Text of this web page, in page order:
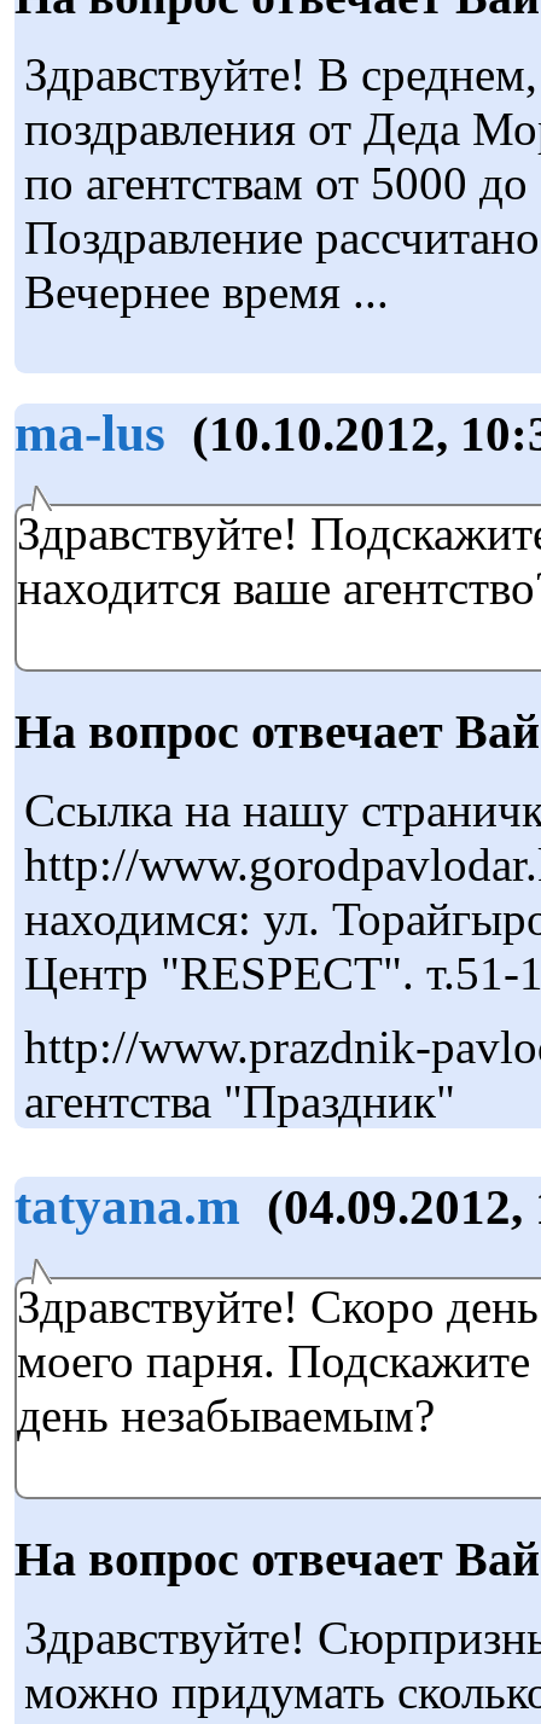
Здравствуйте! В
поздравления от Деда
по агентствам от 5000
Поздравление
Вечернее время ...
ma-lus (10.10.2012,
Здравствуйте!
находится ваше
На вопрос отвечает
Ссылка на нашу
http://
находимся: ул.
Центр "RESPECT". т.51-
http://www.prazdnik-
агентства "Праздник"
tatyana.m (04.09.2012,
Здравствуйте! Скоро
моего парня. Подскажите
день незабываемым?
На вопрос отвечает
Здравствуйте!
можно придумать